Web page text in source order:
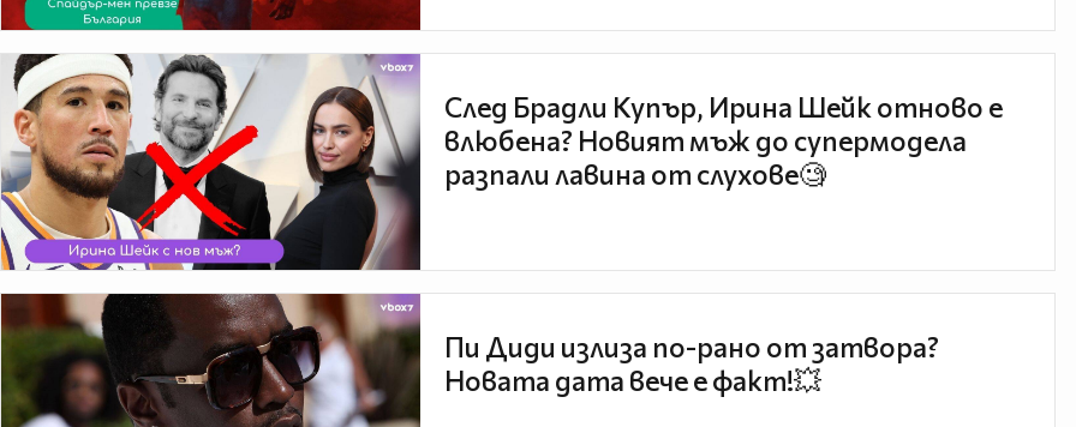
След Брадли Купър, Ирина Шейк отново е
влюбена? Новият мъж до супермодела
разпали лавина от слухове🧐
Пи Диди излиза по-рано от затвора?
Новата дата вече е факт!💥